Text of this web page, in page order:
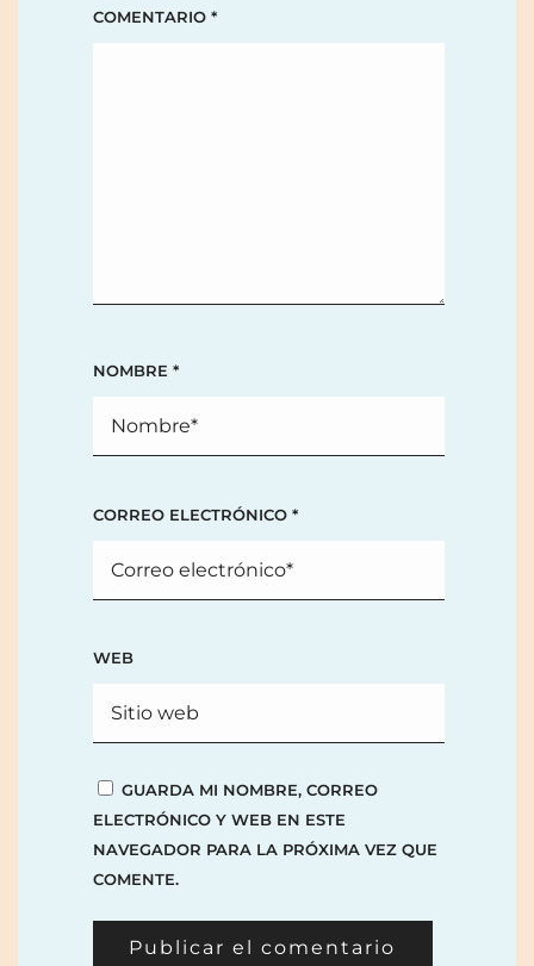
COMENTARIO *
NOMBRE *
CORREO ELECTRÓNICO *
WEB
GUARDA MI NOMBRE, CORREO
ELECTRÓNICO Y WEB EN ESTE
NAVEGADOR PARA LA PRÓXIMA VEZ QUE
COMENTE.